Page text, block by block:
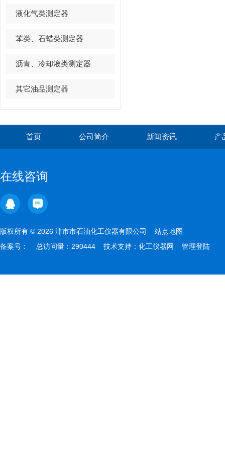
液化气类测定器
苯类、石蜡类测定器
沥青、冷却液类测定器
其它油品测定器
首页 公司简介 新闻资讯 产
在线咨询
版权所有 © 2026 津市市石油化工仪器有限公司 站点地图
备案号：
总访问量：290444 技术支持： 化工仪器网 管理登陆